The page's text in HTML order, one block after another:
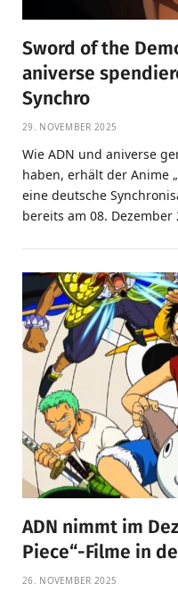
Sword of the
aniverse
Synchro
29. NOVEMBER 2025
Wie ADN und aniverse
haben, erhält der Anime
eine deutsche
bereits am 08. Dezember
ADN nimmt im
Piece“-Filme in
26. NOVEMBER 2025